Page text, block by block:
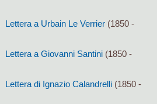
Lettera a Urbain Le Verrier (1850 -
Lettera a Giovanni Santini (1850 -
Lettera di Ignazio Calandrelli (1850 -